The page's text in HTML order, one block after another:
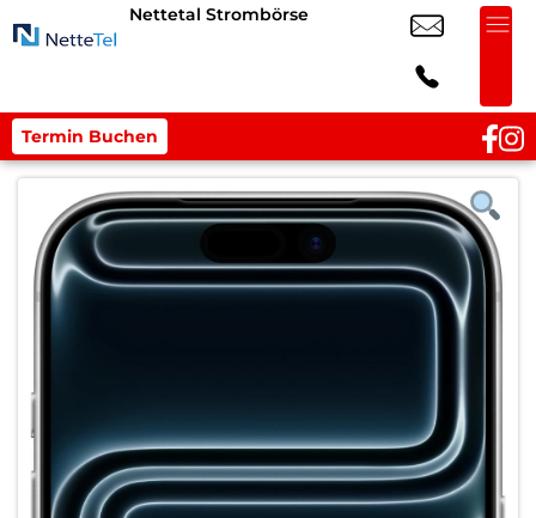
Nettetal Strombörse
Termin Buchen